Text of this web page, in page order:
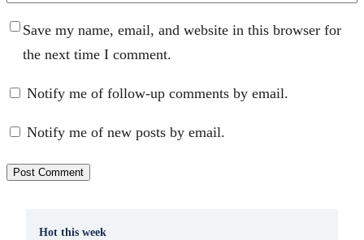
Save my name, email, and website in this browser for
the next time I comment.
Notify me of follow-up comments by email.
Notify me of new posts by email.
Hot this week